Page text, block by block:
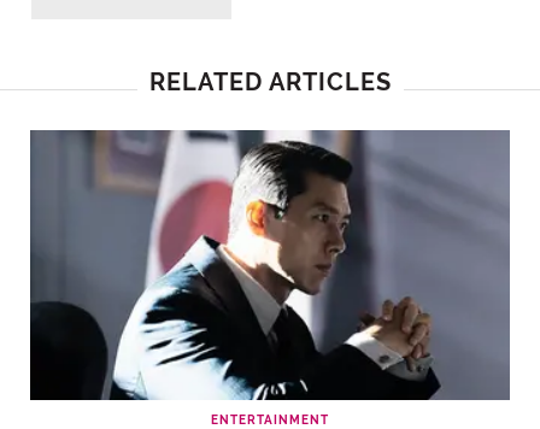
RELATED ARTICLES
ENTERTAINMENT